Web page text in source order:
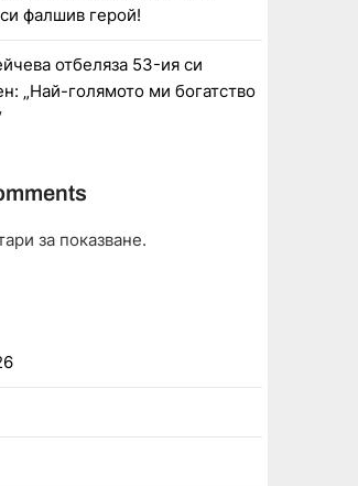
фалшив герой!
отбеляза 53-ия си
„Най-голямото ми богатство
за показване.